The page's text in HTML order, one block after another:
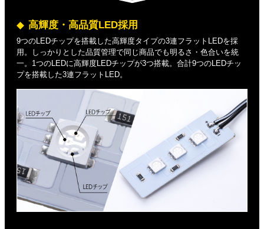
高輝度・高品質LED採用
9つのLEDチップを搭載した高輝度タイプの3連フラットLEDを採
用。しっかりとした品質管理で同じ商品でも明るさ・色合いを統
一。1つのLEDに高輝度LEDチップが3つ搭載。合計9つのLEDチッ
プを搭載した3連フラットLED。